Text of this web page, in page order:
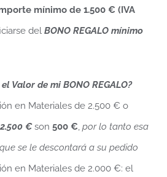
mínimo de 1.500 € (IVA
del BONO REGALO mínimo
Valor de mi BONO REGALO?
en Materiales de 2.500 € o
€son 500 €, por lo tanto esa
se le descontará a su pedido
en Materiales de 2.000 €: el